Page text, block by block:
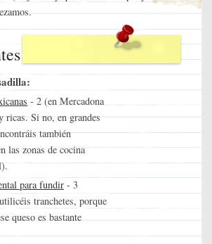
- 2 (en Mercadona
ricas. Si no, en grandes
también
las zonas de cocina
para fundir - 3
tranchetes, porque
queso es bastante